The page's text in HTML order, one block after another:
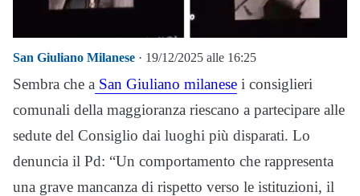
San Giuliano Milanese · 19/12/2025 alle 16:25
Sembra che a San Giuliano milanese i consiglieri
comunali della maggioranza riescano a partecipare alle
sedute del Consiglio dai luoghi più disparati. Lo
denuncia il Pd: “Un comportamento che rappresenta
una grave mancanza di rispetto verso le istituzioni, il